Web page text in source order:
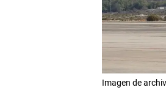
Imagen de